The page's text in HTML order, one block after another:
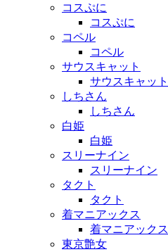
コスぷに
コスぷに
コペル
コペル
サウスキャット
サウスキャット
しちさん
しちさん
白姫
白姫
スリーナイン
スリーナイン
タクト
タクト
着マニアックス
着マニアックス
東京艶女